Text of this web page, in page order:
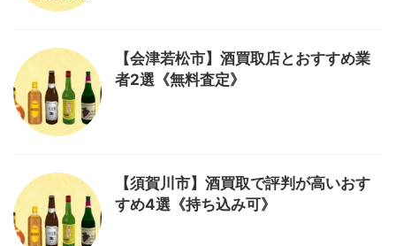
【会津若松市】酒買取店とおすすめ業
者2選《無料査定》
【須賀川市】酒買取で評判が高いおす
すめ4選《持ち込み可》